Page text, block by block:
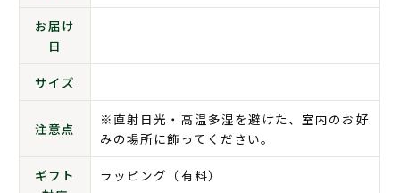
お届け
日
サイズ
注意点
※直射日光・高温多湿を避けた、室内のお好
みの場所に飾ってください。
ギフト
ラッピング（有料）